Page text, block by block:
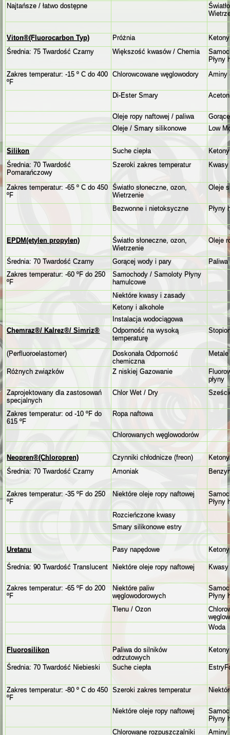
Najtańsze / łatwo dostępne
Viton®(Fluorocarbon Typ) Próżnia
Średnia: 75 Twardość Czarny
Większość kwasów/Chemia
Płyny
Zakres temperatur: -15 º C do 400
ºF
Chlorowcowane węglowodory Aminy
Di-Ester Smary
Oleje ropy naftowej / paliwa
Oleje / Smary silikonowe
Low
Silikon Suche ciepła
Średnia: 70 Twardość
Pomarańczowy
Szeroki zakres temperatur Kwasy
Zakres temperatur: -65 º C do 450
ºF
Światło słoneczne, ozon,
Wietrzenie
Oleje
Bezwonne i nietoksyczne Płyny
EPDM(etylen propylen)
Światło słoneczne, ozon,
Wietrzenie
Oleje
Średnia: 70 Twardość Czarny Gorącej wody i pary
Paliwa
Zakres temperatur: -60 ºF do 250
ºF
Samochody / Samoloty Płyny
hamulcowe
Niektóre kwasy i zasady
Ketony i alkohole
Instalacja wodociągowa
Chemraz®/ Kalrez®/ Simriz®
Odporność na wysoką
temperaturę
(Perfluoroelastomer)
Doskonała Odporność
chemiczna
Różnych związków Z niskiej Gazowanie
płyny
Zaprojektowany dla zastosowań
specjalnych
Chlor Wet / Dry
Zakres temperatur: od -10 ºF do
615 ºF
Ropa naftowa
Chlorowanych węglowodorów
Neopren®(Chloropren) Czynniki chłodnicze (freon)
Średnia: 70 Twardość Czarny
Amoniak
Zakres temperatur: -35 ºF do 250
ºF
Niektóre oleje ropy naftowej
Płyny
Rozcieńczone kwasy
Smary silikonowe estry
Uretanu Pasy napędowe
Średnia: 90 Twardość Translucent Niektóre oleje ropy naftowej Kwasy
Zakres temperatur: -65 ºF do 200
ºF
Niektóre paliw
węglowodorowych
Płyny
Tlenu / Ozon
Woda
Fluorosilikon
Paliwa do silników
odrzutowych
Średnia: 70 Twardość Niebieski Suche ciepła
Zakres temperatur: -80 º C do 450
ºF
Szeroki zakres temperatur
Niektóre oleje ropy naftowej
Płyny
Chlorowane rozpuszczalniki
Aminy